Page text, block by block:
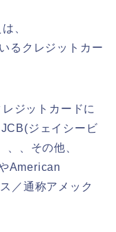
、
るクレジットカー
ジットカードに
ジェイシービ
、その他、
American
／通称アメック